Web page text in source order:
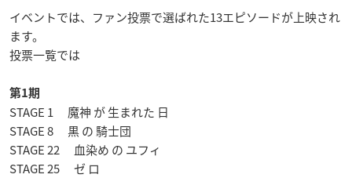
イベントでは、ファン投票で選ばれた13エピソードが上映され
ます。
投票一覧では
第1期
STAGE 1 魔神 が 生まれた 日
STAGE 8 黒 の 騎士団
STAGE 22 血染め の ユフィ
STAGE 25 ゼ ロ